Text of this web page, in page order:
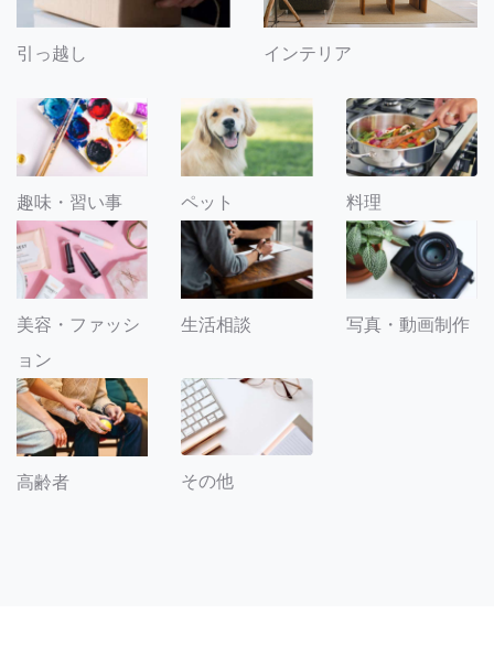
引っ越し インテリア
趣味・習い事 ペット 料理
美容・ファッシ
ョン
生活相談 写真・動画制作
高齢者 その他